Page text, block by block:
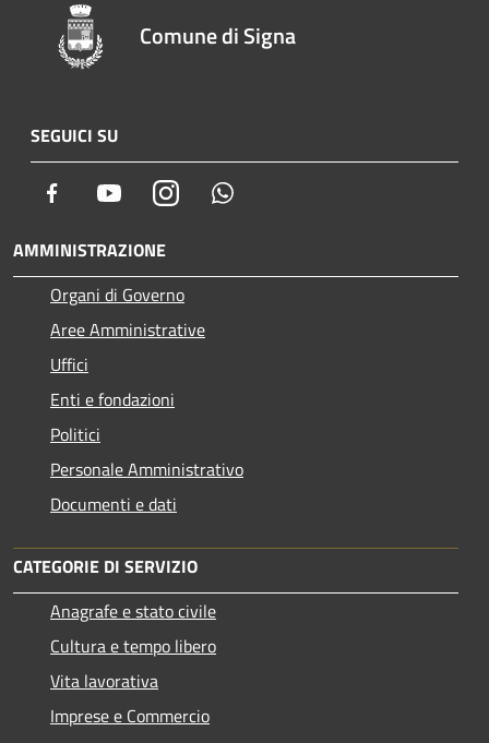
Comune di Signa
SEGUICI SU
Facebook YoutubeInstagram
AMMINISTRAZIONE
Organi di Governo
Aree Amministrative
Uffici
Enti e fondazioni
Politici
Personale Amministrativo
Documenti e dati
CATEGORIE DI SERVIZIO
Anagrafe e stato civile
Cultura e tempo libero
Vita lavorativa
Imprese e Commercio